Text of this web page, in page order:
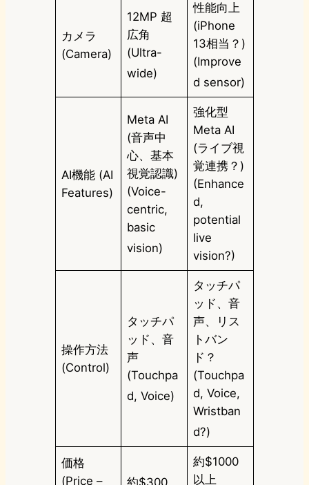
カメラ
(Camera)
12MP 超
広角
(Ultra-
wide)
性能向上
(iPhone
13相当？)
(Improve
d sensor)
AI機能 (AI
Features)
Meta AI
(音声中
心、基本
視覚認識)
(Voice-
centric,
basic
vision)
強化型
Meta AI
(ライブ視
覚連携？)
(Enhance
d,
potential
live
vision?)
操作方法
(Control)
タッチパ
ッド、音
声
(Touchpa
d, Voice)
タッチパ
ッド、音
声、リス
トバン
ド？
(Touchpa
d, Voice,
Wristban
d?)
価格
(Price –
約$300
約$1000
以上